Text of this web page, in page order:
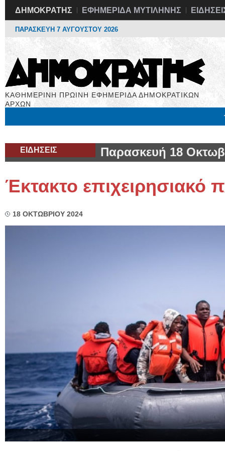
ΔΗΜΟΚΡΑΤΗΣ ΕΦΗΜΕΡΙΔΑ ΜΥΤΙΛΗΝΗΣ
ΠΑΡΑΣΚΕΥΗ 7 ΑΥΓΟΥΣΤΟΥ 2026
ΚΑΘΗΜΕΡΙΝΗ ΠΡΩΙΝΗ ΕΦΗΜΕΡΙΔΑ ΔΗΜΟΚΡΑΤΙΚΩΝ
ΑΡΧΩΝ
ΕΙΔΗΣΕΙΣ Παρασκευή 18
Έκτακτο επιχειρησιακό
18 ΟΚΤΩΒΡΙΟΥ 2024